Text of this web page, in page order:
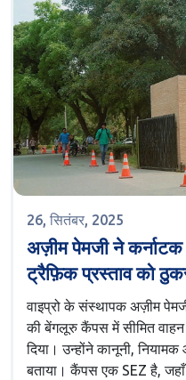
26, सितंबर, 2025
अज़ीम पेमजी ने
ट्रैफ़िक प्रस्ताव को
वाइप्रो के संस्थापक अज़ीम
की बेंगलूरु कैंपस में सीमित
दिया। उन्होंने कानूनी,
बताया। कैंपस एक SEZ है, जहाँ